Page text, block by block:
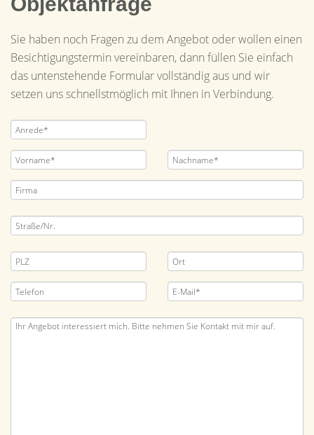
Sie haben noch Fragen zu dem Angebot oder wollen einen
Besichtigungstermin vereinbaren, dann füllen Sie einfach
das untenstehende Formular vollständig aus und wir
setzen uns schnellstmöglich mit Ihnen in Verbindung.